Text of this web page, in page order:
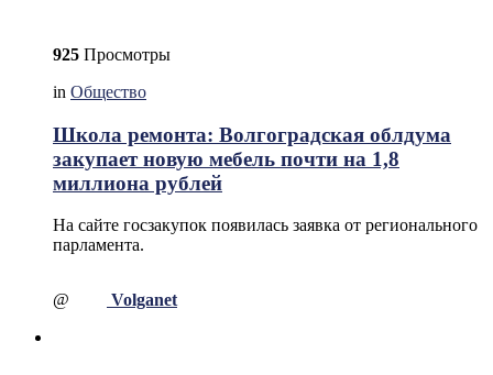
925 Просмотры
in Общество
Школа ремонта: Волгоградская облдума
закупает новую мебель почти на 1,8
миллиона рублей
На сайте госзакупок появилась заявка от регионального
парламента.
@ Volganet